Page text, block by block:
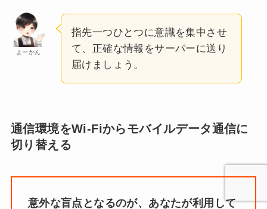
よーかん
指先一つひとつに意識を集中させ
て、正確な情報をサーバーに送り
届けましょう。
通信環境をWi-Fiからモバイルデータ通信に
切り替える
意外な盲点となるのが、あなたが利用して